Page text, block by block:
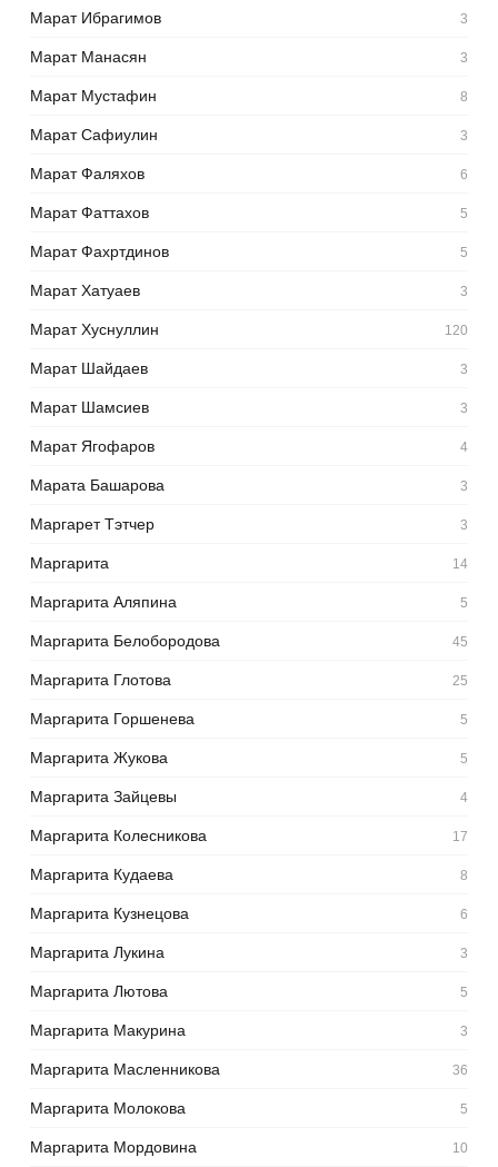
Марат Ибрагимов 3
Марат Манасян 3
Марат Мустафин 8
Марат Сафиулин 3
Марат Фаляхов 6
Марат Фаттахов 5
Марат Фахртдинов 5
Марат Хатуаев 3
Марат Хуснуллин 120
Марат Шайдаев 3
Марат Шамсиев 3
Марат Ягофаров 4
Марата Башарова 3
Маргарет Тэтчер 3
Маргарита 14
Маргарита Аляпина 5
Маргарита Белобородова 45
Маргарита Глотова 25
Маргарита Горшенева 5
Маргарита Жукова 5
Маргарита Зайцевы 4
Маргарита Колесникова 17
Маргарита Кудаева 8
Маргарита Кузнецова 6
Маргарита Лукина 3
Маргарита Лютова 5
Маргарита Макурина 3
Маргарита Масленникова 36
Маргарита Молокова 5
Маргарита Мордовина 10